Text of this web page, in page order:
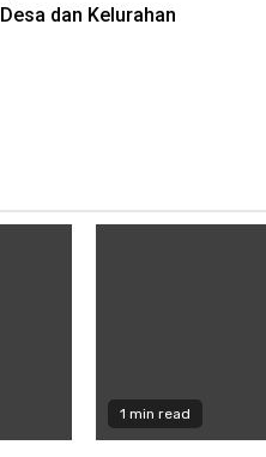
dan Kelurahan
1 min read